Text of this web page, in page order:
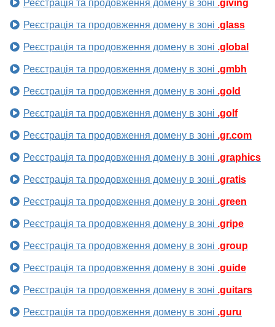
Реєстрація та продовження домену в зоні .giving
Реєстрація та продовження домену в зоні .glass
Реєстрація та продовження домену в зоні .global
Реєстрація та продовження домену в зоні .gmbh
Реєстрація та продовження домену в зоні .gold
Реєстрація та продовження домену в зоні .golf
Реєстрація та продовження домену в зоні .gr.com
Реєстрація та продовження домену в зоні .graphics
Реєстрація та продовження домену в зоні .gratis
Реєстрація та продовження домену в зоні .green
Реєстрація та продовження домену в зоні .gripe
Реєстрація та продовження домену в зоні .group
Реєстрація та продовження домену в зоні .guide
Реєстрація та продовження домену в зоні .guitars
Реєстрація та продовження домену в зоні .guru